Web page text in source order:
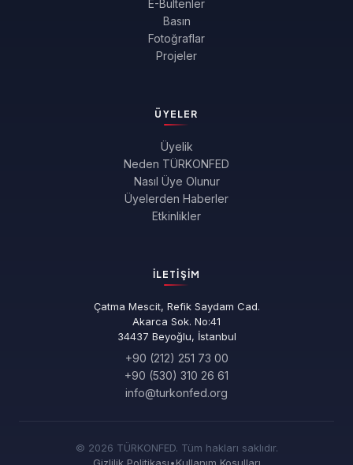
E-Bültenler
Basın
Fotoğraflar
Projeler
ÜYELER
Üyelik
Neden TÜRKONFED
Nasıl Üye Olunur
Üyelerden Haberler
Etkinlikler
İLETIŞIM
Çatma Mescit, Refik Saydam Cad.
Akarca Sok. No:41
34437 Beyoğlu, İstanbul
+90 (212) 251 73 00
+90 (530) 310 26 61
info@turkonfed.org
© 2026 TÜRKONFED. Tüm hakları saklıdır.